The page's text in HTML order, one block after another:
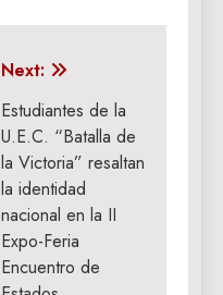
Next:
Estudiantes de la
U.E.C. “Batalla de
la Victoria” resaltan
la identidad
nacional en la II
Expo-Feria
Encuentro de